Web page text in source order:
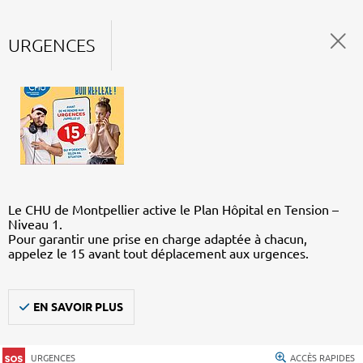
URGENCES
Le CHU de Montpellier active le Plan Hôpital en Tension –
Niveau 1.
Pour garantir une prise en charge adaptée à chacun,
appelez le 15 avant tout déplacement aux urgences.
EN SAVOIR PLUS
URGENCES ACCÈS RAPIDES